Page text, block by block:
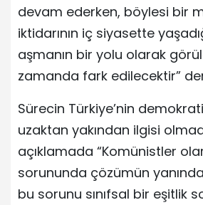
devam ederken, böylesi bir
iktidarının iç siyasette
aşmanın bir yolu olarak
zamanda fark edilecektir”
Sürecin Türkiye’nin
uzaktan yakından ilgisi
açıklamada “Komünistler
sorununda çözümün
bu sorunu sınıfsal bir eşitlik